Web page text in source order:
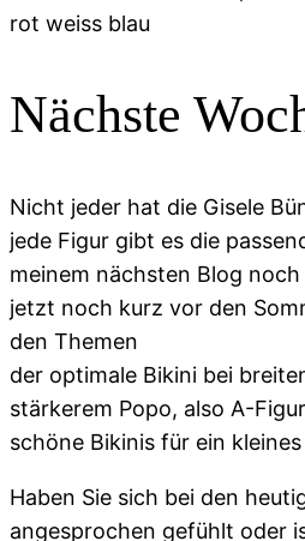
Nächste
Nicht jeder hat die Gisele
jede Figur gibt es die
meinem nächsten Blog
jetzt noch kurz vor den
den Themen
der optimale Bikini bei
stärkerem Popo, also A-
schöne Bikinis für ein
Haben Sie sich bei den
angesprochen gefühlt oder